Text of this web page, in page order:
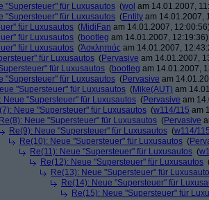
"Supersteuer" für Luxusautos (wol am 14.01.2007,
"Supersteuer" für Luxusautos (Entity am 14.01.2007,
für Luxusautos (MidiFan am 14.01.2007,
für Luxusautos (bootleg am 14.01.2007, 12:19:36)
für Luxusautos (Ἀσκληπιός am 14.01.2007,
für Luxusautos (Pervasive am 14.01.2007,
für Luxusautos (bootleg am 14.01.2007,
"Supersteuer" für Luxusautos (Pervasive am
"Supersteuer" für Luxusautos (Mike(AUT) am
Neue "Supersteuer" für Luxusautos (Pervasive am
Neue "Supersteuer" für Luxusautos (w114/115 am
Re(8): Neue "Supersteuer" für Luxusautos (Pervasive
Re(9): Neue "Supersteuer" für Luxusautos (w114/
Re(10): Neue "Supersteuer" für Luxusautos (
Re(11): Neue "Supersteuer" für Luxusautos (
Re(12): Neue "Supersteuer" für Luxusautos
Re(13): Neue "Supersteuer" für
Re(14): Neue "Supersteuer" für
Re(15): Neue "Supersteuer" für